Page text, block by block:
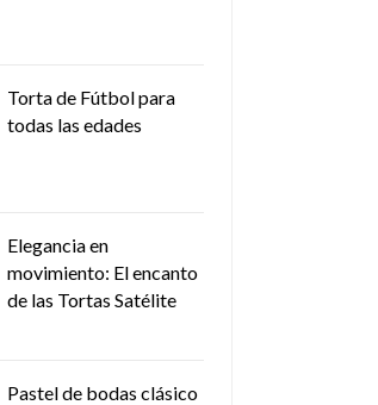
Torta de Fútbol para
todas las edades
Elegancia en
movimiento: El encanto
de las Tortas Satélite
Pastel de bodas clásico